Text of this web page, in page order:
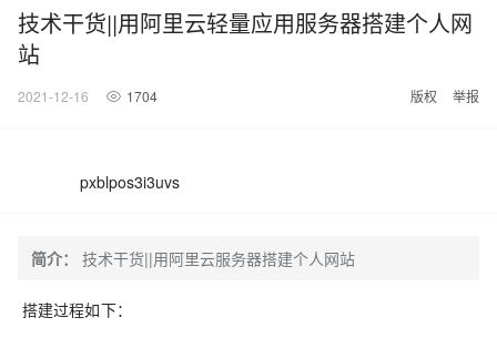
技术干货||用阿里云轻量应用服务器搭建个人网
站
2021-12-16 1704 版权 举报
pxblpos3i3uvs
简介： 技术干货||用阿里云服务器搭建个人网站
搭建过程如下：